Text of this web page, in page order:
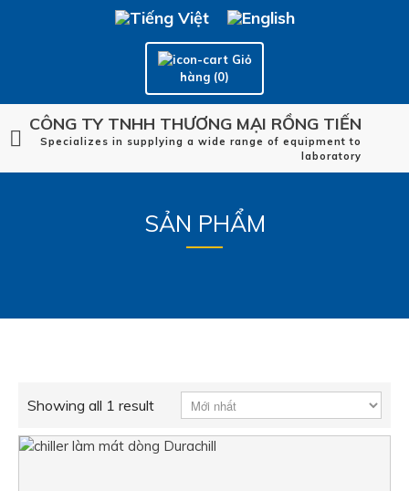
Giỏ
hàng (0)
CÔNG TY TNHH THƯƠNG MẠI RỒNG TIẾN
Specializes in supplying a wide range of equipment to
laboratory
SẢN PHẨM
Showing all 1 result